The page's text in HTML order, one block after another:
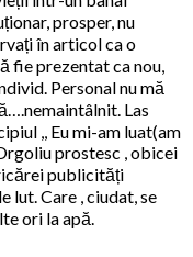
prosper, nu
în articol ca o
fie prezentat ca nou,
Personal nu mă
Las
,, Eu mi-am luat(am
prostesc , obicei
publicități
lut. Care , ciudat, se
ori la apă.